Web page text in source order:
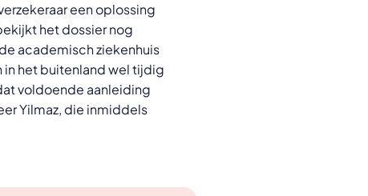
een oplossing
het dossier nog
academisch ziekenhuis
in het buitenland wel tijdig
voldoende aanleiding
Yilmaz, die inmiddels